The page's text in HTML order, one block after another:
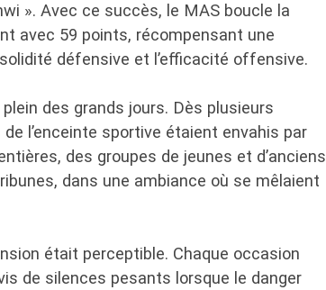
». Avec ce succès, le MAS boucle la
avec 59 points, récompensant une
défensive et l’efficacité offensive.
des grands jours. Dès plusieurs
l’enceinte sportive étaient envahis par
des groupes de jeunes et d’anciens
dans une ambiance où se mêlaient
était perceptible. Chaque occasion
de silences pesants lorsque le danger